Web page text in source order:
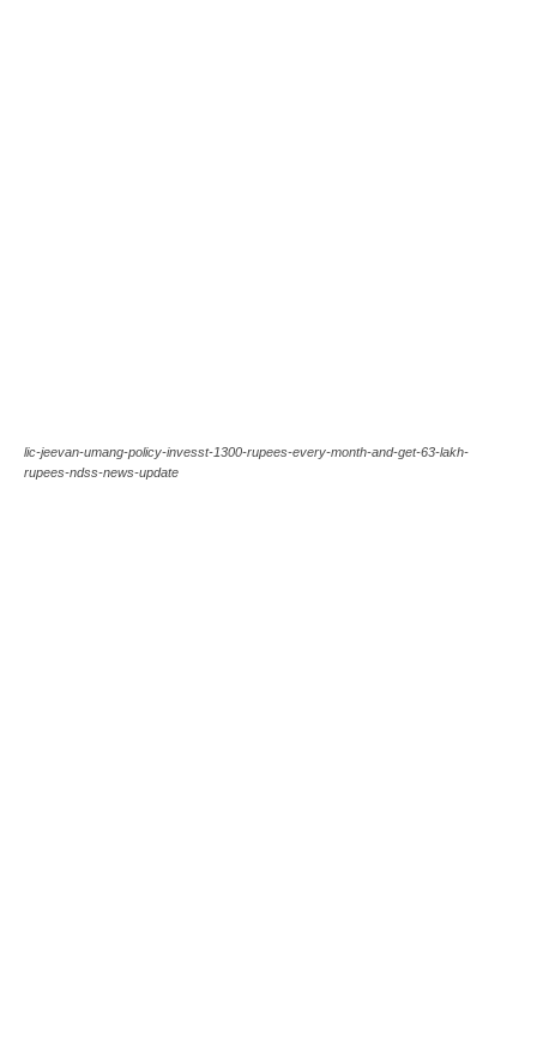
lic-jeevan-umang-policy-invesst-1300-rupees-every-month-and-get-63-lakh-
rupees-ndss-news-update